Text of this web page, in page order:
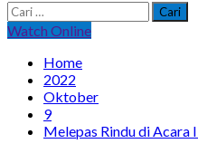
Cari
untuk:
Watch Online
Home
2022
Oktober
9
Melepas Rindu di Acara